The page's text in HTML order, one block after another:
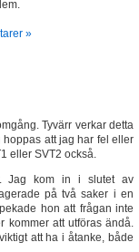
»
Tyvärr verkar detta
hoppas att jag har fel eller
eller SVT2 också.
Jag kom in i slutet av
på två saker i en
hon att frågan inte
kommer att utföras ändå.
att ha i åtanke, både